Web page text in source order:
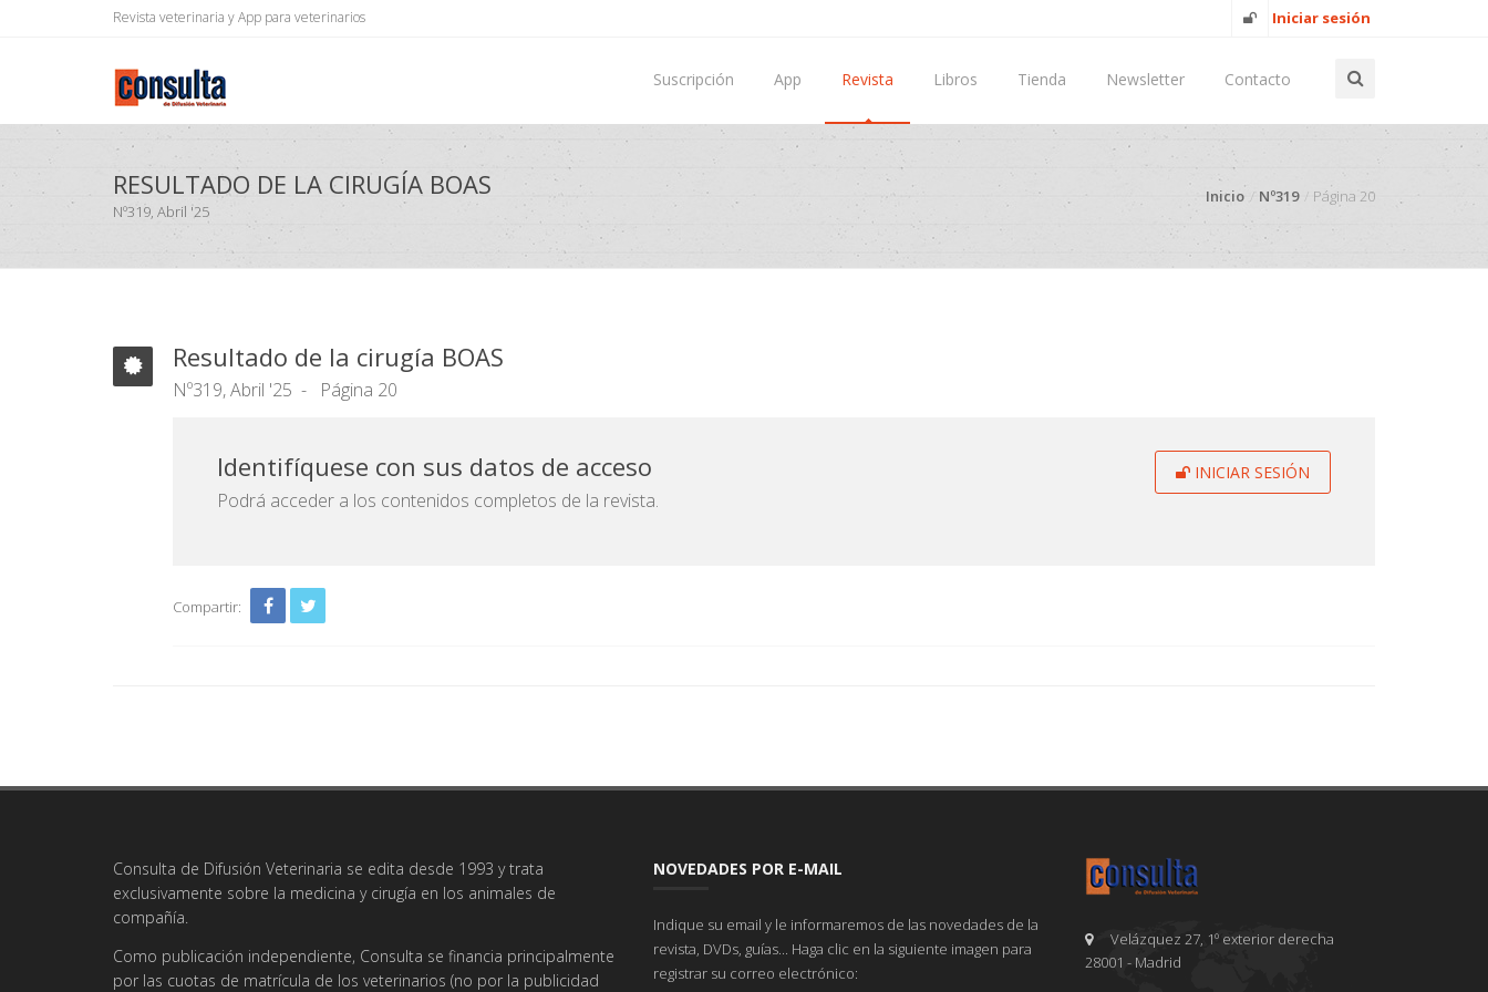
Revista veterinaria y App para veterinarios Iniciar sesión
Suscripción App Revista Libros Tienda Newsletter Contacto
RESULTADO DE LA CIRUGÍA BOAS
Nº319, Abril '25
Inicio Nº319 Página 20
Resultado de la cirugía BOAS
Nº319, Abril '25 Página 20
INICIAR SESIÓN
Identifíquese con sus datos de acceso
Podrá acceder a los contenidos completos de la revista.
Compartir:
Consulta de Difusión Veterinaria se edita desde 1993 y trata
exclusivamente sobre la medicina y cirugía en los animales de
compañía.
Como publicación independiente, Consulta se financia principalmente
por las cuotas de matrícula de los veterinarios (no por la publicidad
NOVEDADES POR E-MAIL
Indique su email y le informaremos de las novedades de la
revista, DVDs, guías... Haga clic en la siguiente imagen para
registrar su correo electrónico:
Velázquez 27, 1º exterior derecha
28001 - Madrid